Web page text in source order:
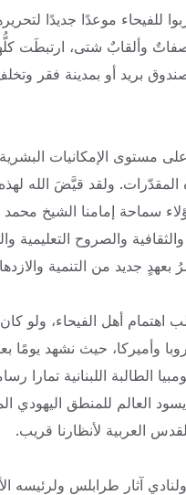
للفيحاء موعدًا جديدًا
وألقابٌ شتى، ارتبطَت كلُّها
بريد أو بمدينة فقر
مستوى الإمكانيات
ولقد قيَّضَ الله لهذه
سماحة إمامنا الشيخ
والصروح التعليمية
بعهدٍ جديد من التنمية
اهتمام أهل الفيحاء، ولو
وأميركا، حيث نشهد يومًا
اللبنانية تمارا
للمنطق اليهودي
العربية لأنظارنا قريب.
آثار طرابلس ولرئيسه